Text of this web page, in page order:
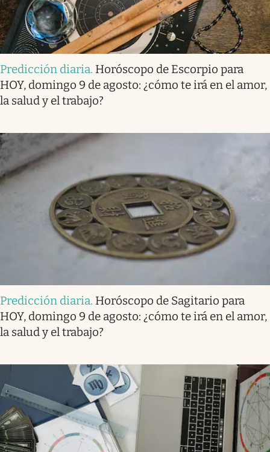
Predicción diaria. Horóscopo de Escorpio para
HOY, domingo 9 de agosto: ¿cómo te irá en el amor,
la salud y el trabajo?
Predicción diaria. Horóscopo de Sagitario para
HOY, domingo 9 de agosto: ¿cómo te irá en el amor,
la salud y el trabajo?